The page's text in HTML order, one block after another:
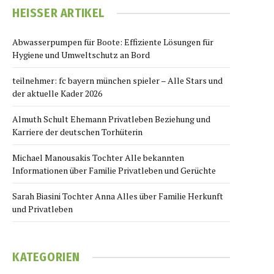
HEISSER ARTIKEL
Abwasserpumpen für Boote: Effiziente Lösungen für
Hygiene und Umweltschutz an Bord
teilnehmer: fc bayern münchen spieler – Alle Stars und
der aktuelle Kader 2026
Almuth Schult Ehemann Privatleben Beziehung und
Karriere der deutschen Torhüterin
Michael Manousakis Tochter Alle bekannten
Informationen über Familie Privatleben und Gerüchte
Sarah Biasini Tochter Anna Alles über Familie Herkunft
und Privatleben
KATEGORIEN